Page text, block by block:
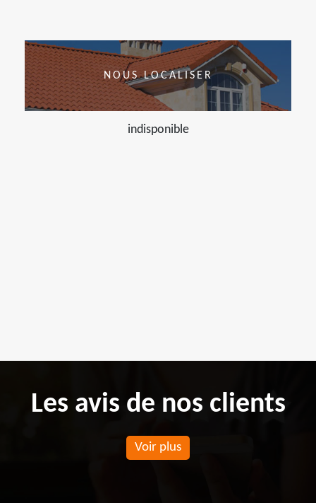
NOUS LOCALISER
indisponible
Les avis de nos clients
Voir plus